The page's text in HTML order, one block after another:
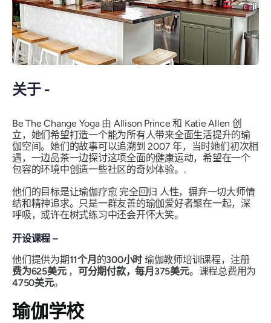
关于 -
Be The Change Yoga 由 Allison Prince 和 Katie Allen 创
立，她们希望打造一个能为所有人带来全面生活提升的瑜
伽空间。她们的故事可以追溯到 2007 年，当时她们初次相
遇，一边品茶一边探讨这项全面的健康运动，希望在一个
包容的环境中创造一些社区的奇妙体验。.
他们的目标是让瑜伽疗愈 完全回归 人性，摒弃一切大师情
结和精神追求。只是一群友善的瑜伽爱好者聚在一起，深
呼吸，或许在树式练习中还会开怀大笑。
开设课程 –
他们提供为期11个月 的300小时 瑜伽教师培训课程，注册
费为625美元 ， 可分期付款，每月375美元。课程总费用为
4750美元。
瑜伽学校